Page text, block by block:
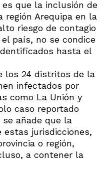
que la inclusión de
región Arequipa en la
riesgo de contagio
país, no se condice
hasta el
los 24 distritos de la
infectados por
como La Unión y
caso reportado
añade que la
jurisdicciones,
o región,
a contener la